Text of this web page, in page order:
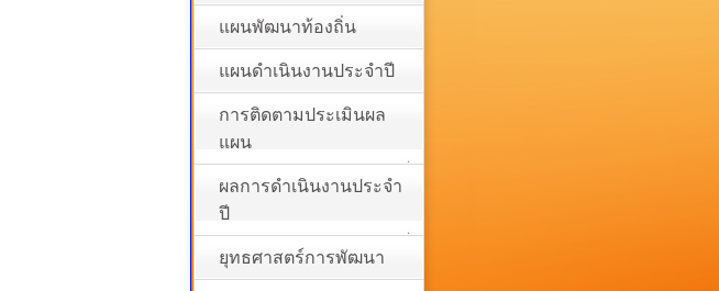
แผนพัฒนาท้องถิ่น
แผนดำเนินงานประจำปี
การติดตามประเมินผล
แผน
ผลการดำเนินงานประจำ
ปี
ยุทธศาสตร์การพัฒนา